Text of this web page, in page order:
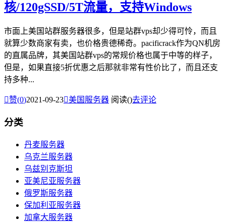
核/120gSSD/5T流量，支持Windows
市面上美国站群服务器很多，但是站群vps却少得可怜，而且
就算少数商家有卖，也价格贵德稀奇。pacificrack作为QN机房
的直属品牌，其美国站群vps的常规价格也属于中等的样子，
但是，如果直接5折优惠之后那就非常有性价比了，而且还支
持多种...
赞(0)2021-09-23美国服务器 阅读()去评论
分类
丹麦服务器
乌克兰服务器
乌兹别克斯坦
亚美尼亚服务器
俄罗斯服务器
保加利亚服务器
加拿大服务器